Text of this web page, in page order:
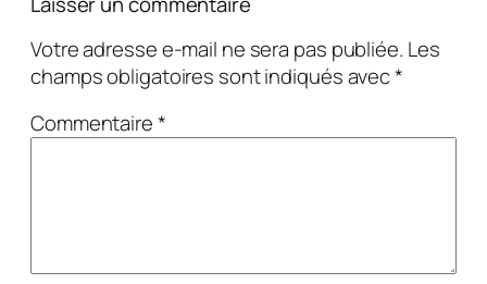
Votre adresse e-mail ne sera pas publiée. Les
champs obligatoires sont indiqués avec*
Commentaire*